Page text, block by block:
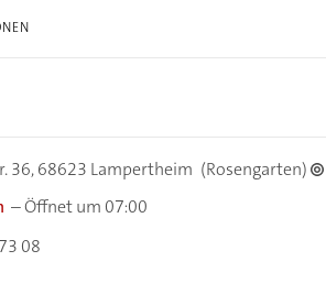
36,68623 Lampertheim (Rosengarten)
–Öffnet um 07:00
08